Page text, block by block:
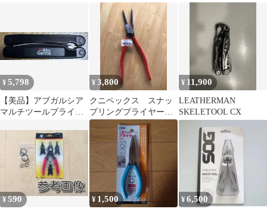
プライヤー サークリッ
プ 工具
¥5,798
【美品】アブガルシア
マルチツールプライヤ
¥3,800
クニペックス スナッ
プリングプライヤー穴
用
¥ 11,900
LEATHERMAN
SKELETOOL CX
¥590 ¥ 1,500 ¥6,500